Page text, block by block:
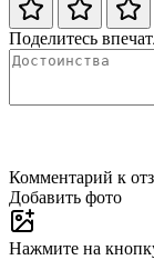
Поделитесь
Комментарий к
Добавить фото
Нажмите на